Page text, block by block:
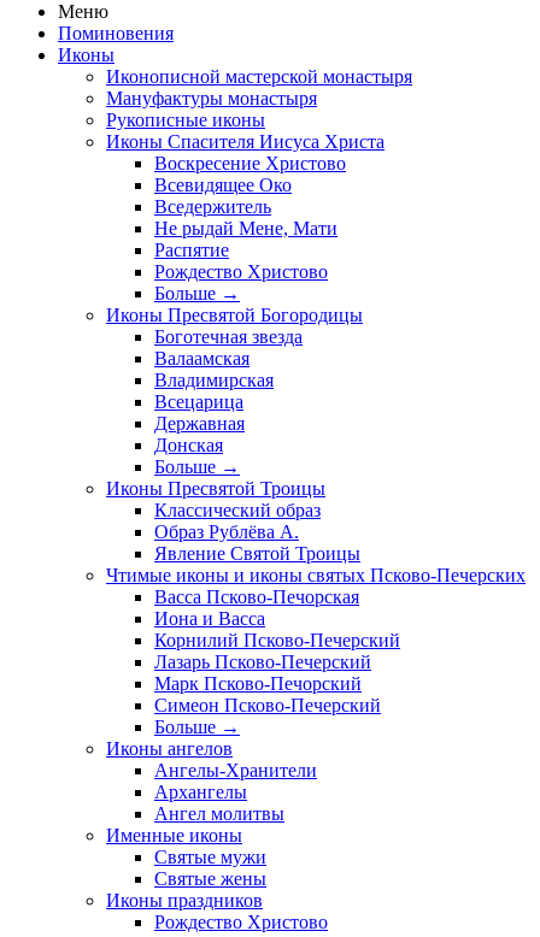
Меню
Поминовения
Иконы
Иконописной мастерской монастыря
Мануфактуры монастыря
Рукописные иконы
Иконы Спасителя Иисуса Христа
Воскресение Христово
Всевидящее Око
Вседержитель
Не рыдай Мене, Мати
Распятие
Рождество Христово
Больше →
Иконы Пресвятой Богородицы
Боготечная звезда
Валаамская
Владимирская
Всецарица
Державная
Донская
Больше →
Иконы Пресвятой Троицы
Классический образ
Образ Рублёва А.
Явление Святой Троицы
Чтимые иконы и иконы святых Псково-Печерских
Васса Псково-Печорская
Иона и Васса
Корнилий Псково-Печерский
Лазарь Псково-Печерский
Марк Псково-Печорский
Симеон Псково-Печерский
Больше →
Иконы ангелов
Ангелы-Хранители
Архангелы
Ангел молитвы
Именные иконы
Святые мужи
Святые жены
Иконы праздников
Рождество Христово